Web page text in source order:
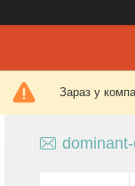
Зараз у